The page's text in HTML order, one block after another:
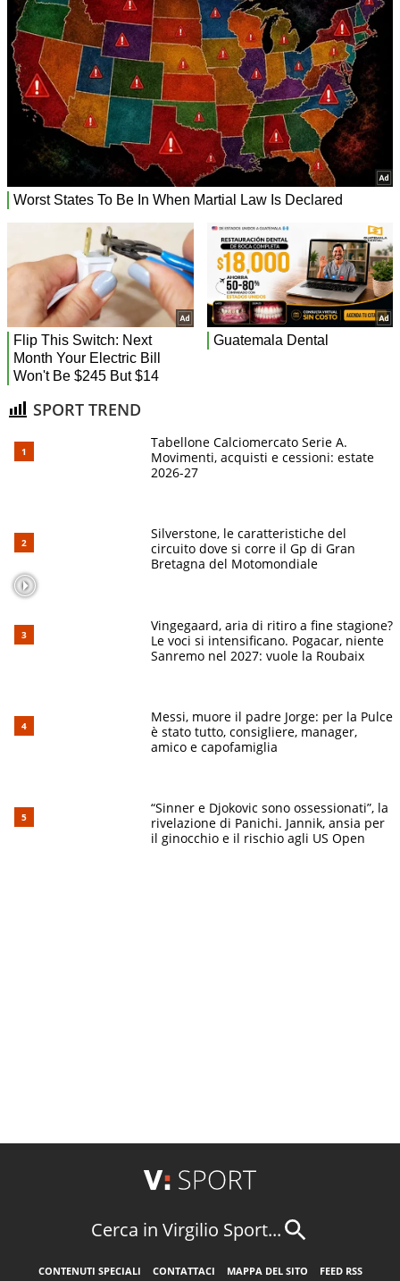
SPORT TREND
Tabellone Calciomercato Serie A.
Movimenti, acquisti e cessioni: estate
2026-27
Silverstone, le caratteristiche del
circuito dove si corre il Gp di Gran
Bretagna del Motomondiale
Vingegaard, aria di ritiro a fine stagione?
Le voci si intensificano. Pogacar, niente
Sanremo nel 2027: vuole la Roubaix
Messi, muore il padre Jorge: per la Pulce
è stato tutto, consigliere, manager,
amico e capofamiglia
“Sinner e Djokovic sono ossessionati”, la
rivelazione di Panichi. Jannik, ansia per
il ginocchio e il rischio agli US Open
Cerca in Virgilio Sport...
CONTENUTI SPECIALI CONTATTACI MAPPA DEL SITO FEED RSS